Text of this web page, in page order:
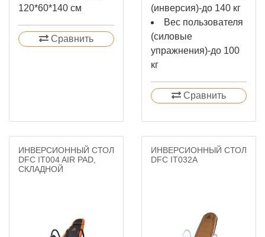
120*60*140 см
Сравнить
(инверсия)-до 140 кг
Вес пользователя
(силовые
упражнения)-до 100
кг
Сравнить
ИНВЕРСИОННЫЙ СТОЛ
DFC IT004 AIR PAD,
СКЛАДНОЙ
ИНВЕРСИОННЫЙ СТОЛ
DFC IT032A